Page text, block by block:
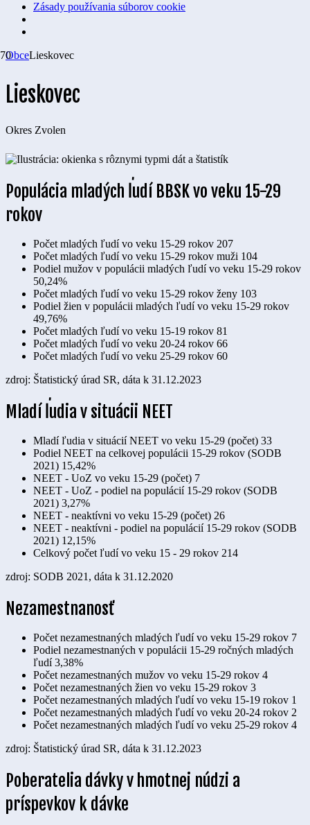
Zásady používania súborov cookie
ObceLieskovec
Lieskovec
Okres Zvolen
Populácia mladých ľudí BBSK vo veku 15-29
rokov
Počet mladých ľudí vo veku 15-29 rokov 207
Počet mladých ľudí vo veku 15-29 rokov muži 104
Podiel mužov v populácii mladých ľudí vo veku 15-29 rokov
50,24%
Počet mladých ľudí vo veku 15-29 rokov ženy 103
Podiel žien v populácii mladých ľudí vo veku 15-29 rokov
49,76%
Počet mladých ľudí vo veku 15-19 rokov 81
Počet mladých ľudí vo veku 20-24 rokov 66
Počet mladých ľudí vo veku 25-29 rokov 60
zdroj: Štatistický úrad SR, dáta k 31.12.2023
Mladí ľudia v situácii NEET
Mladí ľudia v situácií NEET vo veku 15-29 (počet) 33
Podiel NEET na celkovej populácii 15-29 rokov (SODB
2021) 15,42%
NEET - UoZ vo veku 15-29 (počet) 7
NEET - UoZ - podiel na populácií 15-29 rokov (SODB
2021) 3,27%
NEET - neaktívni vo veku 15-29 (počet) 26
NEET - neaktívni - podiel na populácií 15-29 rokov (SODB
2021) 12,15%
Celkový počet ľudí vo veku 15 - 29 rokov 214
zdroj: SODB 2021, dáta k 31.12.2020
Nezamestnanosť
Počet nezamestnaných mladých ľudí vo veku 15-29 rokov 7
Podiel nezamestnaných v populácii 15-29 ročných mladých
ľudí 3,38%
Počet nezamestnaných mužov vo veku 15-29 rokov 4
Počet nezamestnaných žien vo veku 15-29 rokov 3
Počet nezamestnaných mladých ľudí vo veku 15-19 rokov 1
Počet nezamestnaných mladých ľudí vo veku 20-24 rokov 2
Počet nezamestnaných mladých ľudí vo veku 25-29 rokov 4
zdroj: Štatistický úrad SR, dáta k 31.12.2023
Poberatelia dávky v hmotnej núdzi a
príspevkov k dávke